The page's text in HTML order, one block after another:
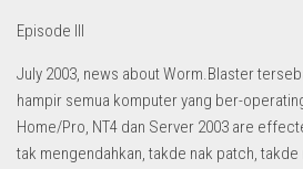
Episode III
July 2003, news about Worm.Blaster
hampir semua komputer yang ber-
Home/Pro, NT4 dan Server 2003 are
tak mengendahkan, takde nak patch, takde